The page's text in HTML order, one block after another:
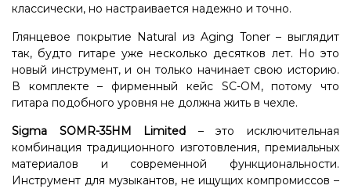
классически, но настраивается надежно и точно.
Глянцевое покрытие Natural из Aging Toner – выглядит
так, будто гитаре уже несколько десятков лет. Но это
новый инструмент, и он только начинает свою историю.
В комплекте – фирменный кейс SC-OM, потому что
гитара подобного уровня не должна жить в чехле.
Sigma SOMR-35HM Limited – это исключительная
комбинация традиционного изготовления, премиальных
материалов и современной функциональности.
Инструмент для музыкантов, не ищущих компромиссов –